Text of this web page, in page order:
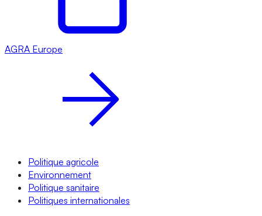
AGRA Europe
Politique agricole
Environnement
Politique sanitaire
Politiques internationales